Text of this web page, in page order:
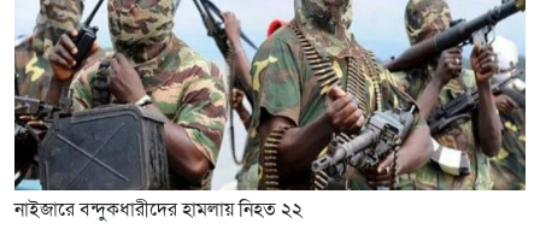
নাইজারে বন্দুকধারীদের হামলায় নিহত ২২